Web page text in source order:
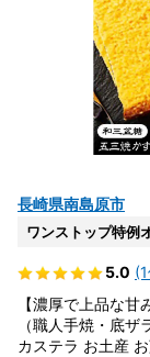
長崎県南島原市
ワンストップ特例
5.0
【濃厚で上品な
（職人手焼・底
カステラ お土産